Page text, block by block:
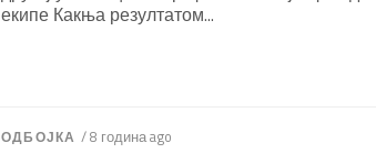
екипе Какња резултатом...
ОДБОЈКА / 8 година ago